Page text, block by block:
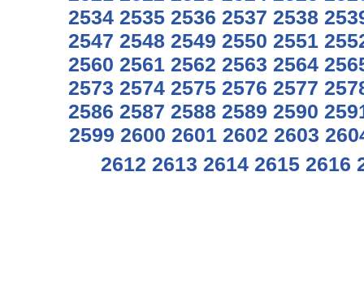
2534 2535 2536 2537 2538
2547 2548 2549 2550 2551
2560 2561 2562 2563 2564
2573 2574 2575 2576 2577
2586 2587 2588 2589 2590
2599 2600 2601 2602 2603
2612 2613 2614 2615 2616